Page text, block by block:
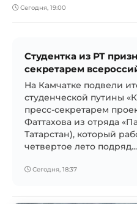
Сегодня, 19:00
Студентка из РТ
секретарем
На Камчатке подвели
студенческой путины
пресс-секретарем
Фаттахова из отряда
Татарстан), который
четвертое лето
Сегодня, 18:37